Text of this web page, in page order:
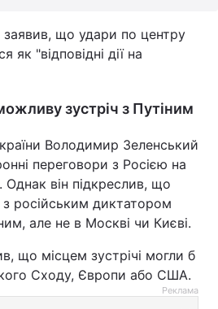
заявив, що удари по центру
як "відповідні дії на
зустріч з Путіним
Володимир Зеленський
переговори з Росією на
Однак він підкреслив, що
з російським диктатором
але не в Москві чи Києві.
що місцем зустрічі могли б
Сходу, Європи або США.
Реклама